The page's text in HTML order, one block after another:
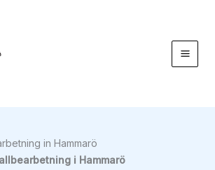
in Hammarö
i Hammarö